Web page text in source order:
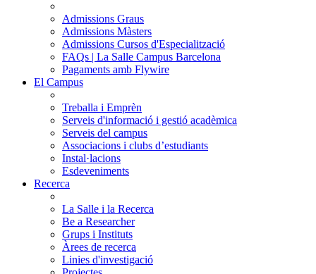
Admissions Graus
Admissions Màsters
Admissions Cursos d'Especialització
FAQs | La Salle Campus Barcelona
Pagaments amb Flywire
El Campus
Treballa i Emprèn
Serveis d'informació i gestió acadèmica
Serveis del campus
Associacions i clubs d’estudiants
Instal·lacions
Esdeveniments
Recerca
La Salle i la Recerca
Be a Researcher
Grups i Instituts
Àrees de recerca
Linies d'investigació